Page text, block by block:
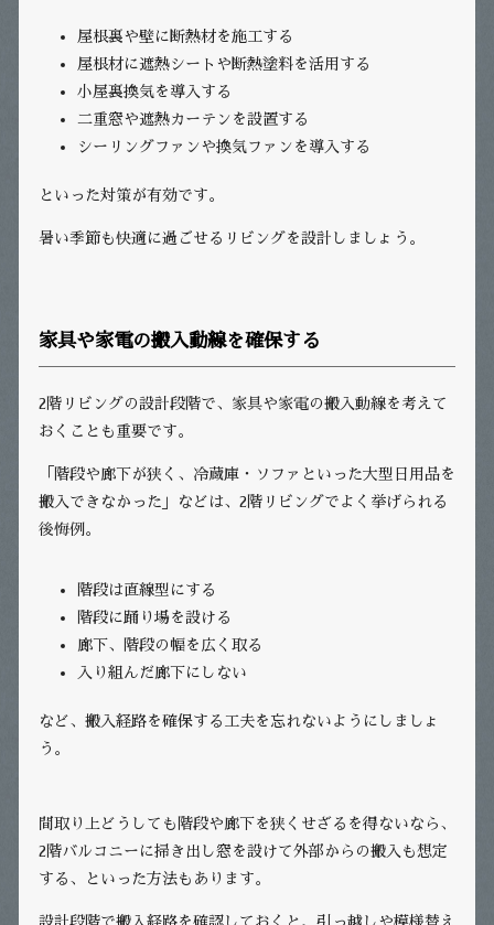
屋根裏や壁に断熱材を施工する
屋根材に遮熱シートや断熱塗料を活用する
小屋裏換気を導入する
二重窓や遮熱カーテンを設置する
シーリングファンや換気ファンを導入する
といった対策が有効です。
暑い季節も快適に過ごせるリビングを設計しましょう。
家具や家電の搬入動線を確保する
2階リビングの設計段階で、家具や家電の搬入動線を考えて
おくことも重要です。
「階段や廊下が狭く、冷蔵庫・ソファといった大型日用品を
搬入できなかった」などは、2階リビングでよく挙げられる
後悔例。
階段は直線型にする
階段に踊り場を設ける
廊下、階段の幅を広く取る
入り組んだ廊下にしない
など、搬入経路を確保する工夫を忘れないようにしましょ
う。
間取り上どうしても階段や廊下を狭くせざるを得ないなら、
2階バルコニーに掃き出し窓を設けて外部からの搬入も想定
する、といった方法もあります。
設計段階で搬入経路を確認しておくと、引っ越しや模様替え